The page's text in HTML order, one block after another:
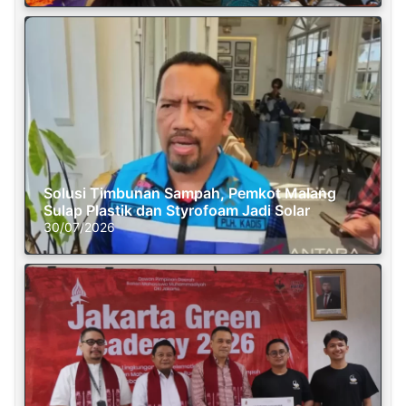
Solusi Timbunan Sampah, Pemkot Malang
Sulap Plastik dan Styrofoam Jadi Solar
30/07/2026